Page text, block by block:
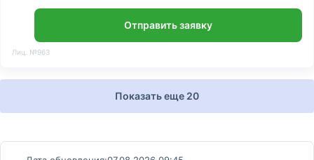
Отправить заявку
Лиц. №963
Показать еще 20